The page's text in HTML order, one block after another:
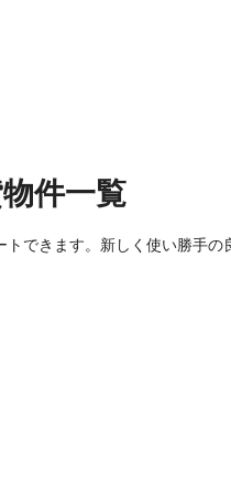
件一覧
できます。新しく使い勝手の